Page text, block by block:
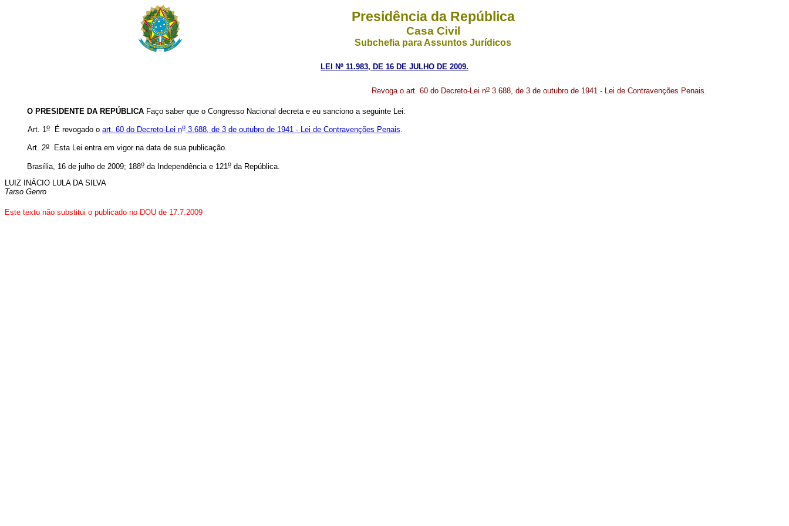
Presidência da República
Casa Civil
Subchefia para Assuntos Jurídicos
LEI Nº 11.983, DE 16 DE JULHO DE 2009.
Revoga o art. 60 do Decreto-Lei no 3.688, de 3 de outubro de 1941 - Lei de Contravenções Penais.
O PRESIDENTE DA REPÚBLICA Faço saber que o Congresso Nacional decreta e eu sanciono a seguinte Lei:
Art. 1o É revogado o art. 60 do Decreto-Lei no 3.688, de 3 de outubro de 1941 - Lei de Contravenções Penais.
Art. 2oEsta Lei entra em vigor na data de sua publicação.
Brasília, 16 de julho de 2009; 188oda Independência e 121oda República.
LUIZ INÁCIO LULA DA SILVA
Tarso Genro
Este texto não substitui o publicado no DOU de 17.7.2009